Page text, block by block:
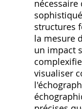
structures
la mesure
un impact
visualiser